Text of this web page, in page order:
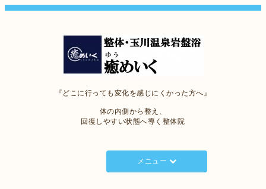
『どこに行っても変化を感じにくかった方へ』
体の内側から整え、
回復しやすい状態へ導く整体院
メニュー